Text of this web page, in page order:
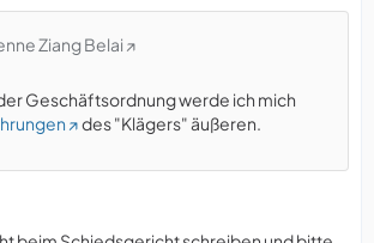
Ziang Belai
Geschäftsordnung werde ich mich
des "Klägers" äußeren.